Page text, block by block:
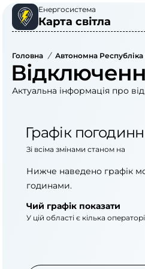
Енергосистема
Карта світла
Головна / Автономна
Актуальна інформація про
Графік
Зі всіма змінами станом на
Нижче наведено графік
годинами.
Чий графік показати
У цій області є кілька